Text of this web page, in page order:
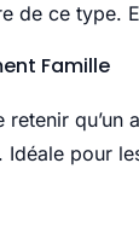
de ce type.
Famille
retenir
pour